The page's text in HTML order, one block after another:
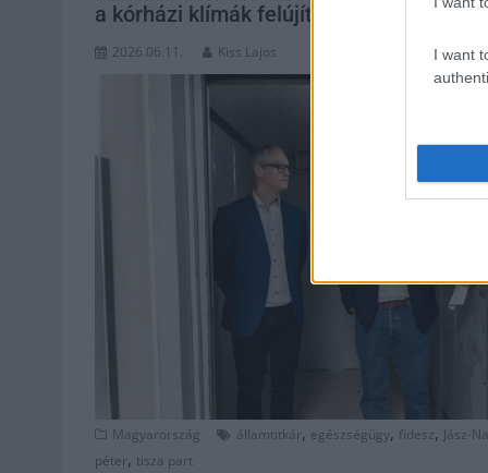
I want
a kórházi klímák felújítására
2026.06.11. Kiss Lajos
Magyarország államtitkár, egészségügy, fidesz, Jász-
péter, tisza part